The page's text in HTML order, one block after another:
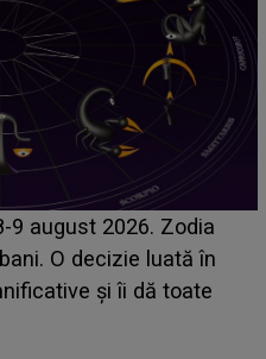
ASCUNS până
din Casa Iubirii
despre mama
nu te iubesc pentru